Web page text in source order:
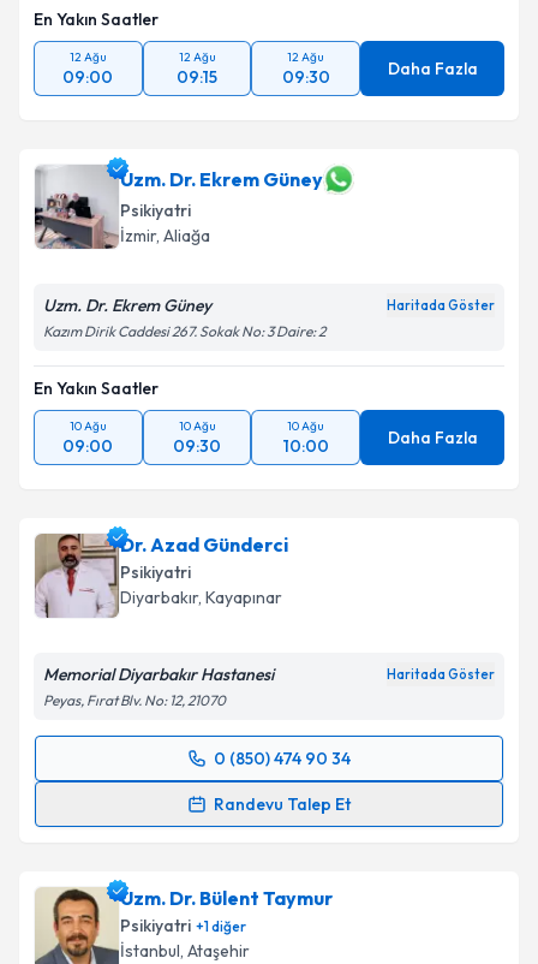
En Yakın Saatler
12 Ağu
09:00
12 Ağu
09:15
12 Ağu
09:30 Daha Fazla
Uzm. Dr. Ekrem Güney
Psikiyatri
İzmir, Aliağa
Uzm. Dr. Ekrem Güney Haritada Göster
Kazım Dirik Caddesi 267. Sokak No: 3 Daire: 2
En Yakın Saatler
10 Ağu
09:00
10 Ağu
09:30
10 Ağu
10:00 Daha Fazla
Dr. Azad Günderci
Psikiyatri
Diyarbakır, Kayapınar
Memorial Diyarbakır Hastanesi Haritada Göster
Peyas, Fırat Blv. No: 12, 21070
0 (850) 474 90 34
Randevu Talep Et
Randevu Takvimi Talebi
takvim hazırlandığında e-posta ile bilgilendireceğiz.
E-posta Adresiniz
Uzm. Dr. Bülent Taymur
Psikiyatri +1diğer
İstanbul, Ataşehir